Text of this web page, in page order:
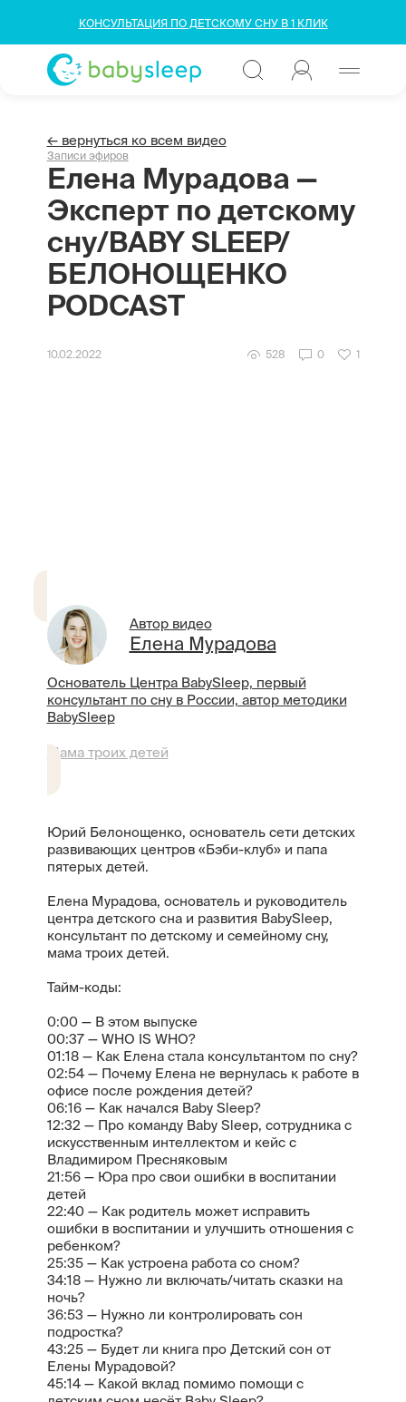
КОНСУЛЬТАЦИЯ ПО ДЕТСКОМУ СНУ В 1 КЛИК
← вернуться ко всем видео
Записи эфиров
Елена Мурадова —
Эксперт по детскому
сну/BABY SLEEP/
БЕЛОНОЩЕНКО
PODCAST
10.02.2022 528 0 1
Автор видео
Елена Мурадова
Основатель Центра BabySleep, первый
консультант по сну в России, автор методики
BabySleep
Мама троих детей
Юрий Белонощенко, основатель сети детских
развивающих центров «Бэби-клуб» и папа
пятерых детей.
Елена Мурадова, основатель и руководитель
центра детского сна и развития BabySleep,
консультант по детскому и семейному сну,
мама троих детей.
Тайм-коды:
0:00 — В этом выпуске
00:37 — WHO IS WHO?
01:18 — Как Елена стала консультантом по сну?
02:54 — Почему Елена не вернулась к работе в
офисе после рождения детей?
06:16 — Как начался Baby Sleep?
12:32 — Про команду Baby Sleep, сотрудника с
искусственным интеллектом и кейс с
Владимиром Пресняковым
21:56 — Юра про свои ошибки в воспитании
детей
22:40 — Как родитель может исправить
ошибки в воспитании и улучшить отношения с
ребенком?
25:35 — Как устроена работа со сном?
34:18 — Нужно ли включать/читать сказки на
ночь?
36:53 — Нужно ли контролировать сон
подростка?
43:25 — Будет ли книга про Детский сон от
Елены Мурадовой?
45:14 — Какой вклад помимо помощи с